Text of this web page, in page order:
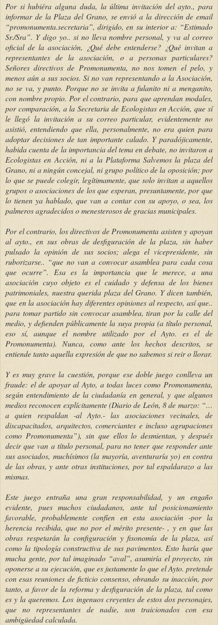
Por si hubiéra alguna duda, la última invitación del ayto., para
informar de la Plaza del Grano, se envió a la dirección de email
“promonumenta.secretaria”, dirigido, en su interior a: “Estimado
Sr./Sra”. Y digo yo.. si no lleva nombre personal, y va al correo
oficial de la asociación, ¿Qué debe entenderse? ¿Qué invitan a
representantes de la asociación, o a personas particulares?
Señores directivos de Promonumenta, no nos tomen el pelo, y
menos aún a sus socios. Si no van representando a la Asociación,
no se va, y punto. Porque no se invita a fulanito ni a menganito,
con nombre propio. Por el contrario, para que aprendan modales,
por comparación, a la Secretaria de Ecologistas en Acción, que sí
le llegó la invitación a su correo particular, evidentemente no
asistió, entendiendo que ella, personalmente, no era quien para
adoptar decisiones de tan importante calado. Y paradójicamente,
habida cuenta de la importancia del tema en debate, no invitaron a
Ecologistas en Acción, ni a la Plataforma Salvemos la plaza del
Grano, ni a ningún concejal, ni grupo político de la oposición; por
lo que se puede colegir, legítimamente, que solo invitan a aquellos
grupos o asociaciones de los que esperan, presuntamente, por que
lo tienen ya hablado, que van a contar con su apoyo, o sea, los
palmeros agradecidos o menesterosos de gracias municipales.
Por el contrario, los directivos de Promonumenta asisten y apoyan
al ayto., en sus obras de desfiguración de la plaza, sin haber
pulsado la opinión de sus socios; alega el vicepresidente, sin
ruborizarse.. “que no van a convocar asamblea para cada cosa
que ocurre”. Esa es la importancia que le merece, a una
asociación cuyo objeto es el cuidado y defensa de los bienes
patrimoniales, nuestra querida plaza del Grano. Y dicen también,
que en la asociación hay diferentes opiniones al respecto, así que..
para tomar partido sin convocar asamblea, tiran por la calle del
medio, y defienden públicamente la suya propia (a título personal,
eso sí, aunque el nombre utilizado por el Ayto. es el de
Promonumenta). Nunca, como ante los hechos descritos, se
entiende tanto aquella expresión de que no sabemos si reir o llorar.
Y es muy grave la cuestión, porque ese doble juego conlleva un
fraude: el de apoyar al Ayto, a todas luces como Promonumenta,
según entendimiento de la ciudadanía en general, y que algunos
medios reconocen explícitamente (Diario de León, 8 de marzo: “…
a quien respaldan -al Ayto.- las asociaciones vecinales, de
discapacitados, arquitectos, comerciantes e incluso agrupaciones
como Promonumenta”), sin que ellos lo desmientan, y después
decir que van a título personal, para no tener que responder ante
sus asociados, muchísimos (la mayoría, aventuraría yo) en contra
de las obras, y ante otras instituciones, por tal espaldarazo a las
mismas.
Este juego entraña una gran responsabilidad, y un engaño
evidente, pues muchos ciudadanos, ante tal posicionamiento
favorable, probablemente confíen en esta asociación -por la
herencia recibida, que no por el mérito presente- , y en que las
obras respetarán la configuración y fisonomía de la plaza, así
como la tipología constructiva de sus pavimentos. Esto haría que
mucha gente, por tal imaginado “aval”, asumiría el proyecto, sin
oponerse a su ejecución, que es justamente lo que el Ayto. pretende
con esas reuniones de ficticio consenso, obrando su inacción, por
tanto, a favor de la reforma y desfiguración de la plaza, tal como
es y la queremos. Los ingenuos creyentes de estos dos personajes,
que no representantes de nadie, son traicionados con esa
ambigüedad calculada.